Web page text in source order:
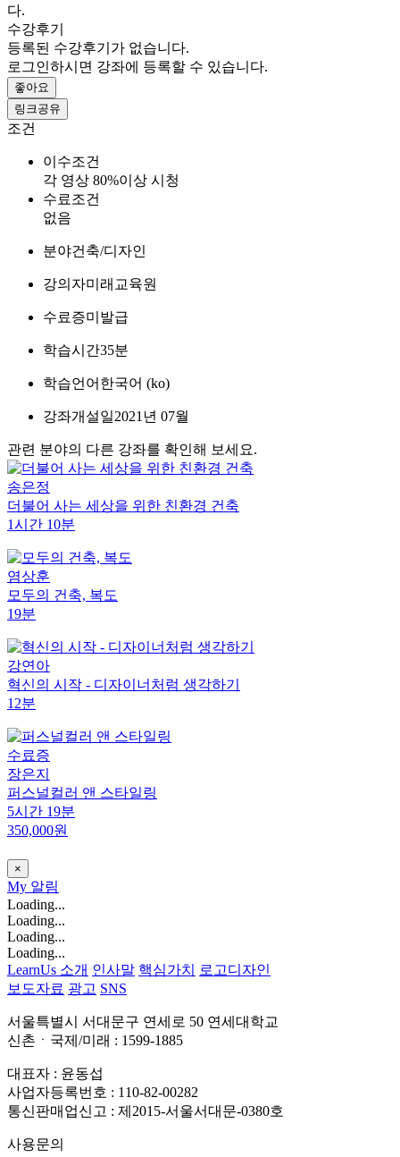
다.
수강후기
등록된 수강후기가 없습니다.
로그인하시면 강좌에 등록할 수 있습니다.
좋아요
링크공유
조건
이수조건
각 영상 80%이상 시청
수료조건
없음
분야건축/디자인
강의자미래교육원
수료증미발급
학습시간35분
학습언어 한국어 ‎(ko)‎
강좌개설일2021년 07월
관련 분야의 다른 강좌를 확인해 보세요.
송은정
더불어 사는 세상을 위한 친환경 건축
1시간 10분
염상훈
모두의 건축, 복도
19분
강연아
혁신의 시작 - 디자이너처럼 생각하기
12분
수료증
장은지
퍼스널컬러 앤 스타일링
5시간 19분
350,000원
×
My 알림
Loading...
Loading...
Loading...
Loading...
LearnUs 소개 인사말 핵심가치
로고디자인
보도자료 광고 SNS
서울특별시 서대문구 연세로 50 연세대학교
신촌ㆍ국제/미래 : 1599-1885
대표자 : 윤동섭
사업자등록번호 : 110-82-00282
통신판매업신고 : 제2015-서울서대문-0380호
사용문의